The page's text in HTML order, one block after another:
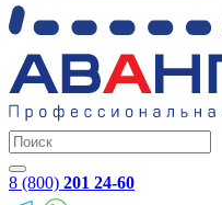
8 (800) 201 24-60